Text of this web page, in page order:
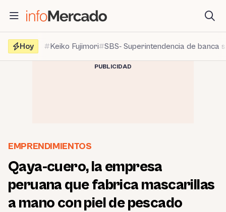
contenido
Hoy
Keiko Fujimori SBS- Superintendencia de banca
PUBLICIDAD
EMPRENDIMIENTOS
Qaya-cuero, la empresa
peruana que fabrica mascarillas
a mano con piel de pescado